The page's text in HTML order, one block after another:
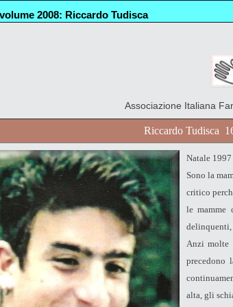
2008: Riccardo Tudisca
Associazione Italiana
Riccardo Tudisca 
Natale 1997
Sono la
critico
le mamme
delinquenti,
Anzi molte
precedono
alta, gli